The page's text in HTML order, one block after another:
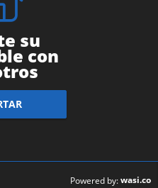
su
con
Powered by:wasi.co